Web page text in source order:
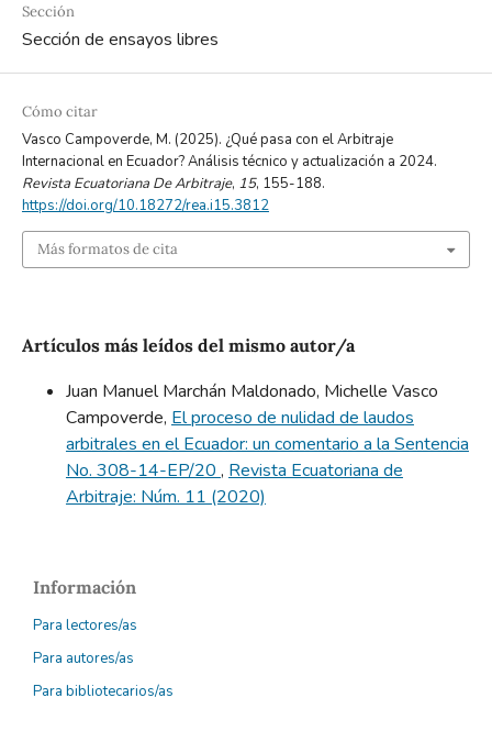
Sección
Sección de ensayos libres
Cómo citar
Vasco Campoverde, M. (2025). ¿Qué pasa con el Arbitraje
Internacional en Ecuador? Análisis técnico y actualización a 2024.
Revista Ecuatoriana De Arbitraje, 15, 155-188.
https://doi.org/10.18272/rea.i15.3812
Más formatos de cita
Artículos más leídos del mismo autor/a
Juan Manuel Marchán Maldonado, Michelle Vasco
Campoverde, El proceso de nulidad de laudos
arbitrales en el Ecuador: un comentario a la Sentencia
No. 308-14-EP/20 , Revista Ecuatoriana de
Arbitraje: Núm. 11 (2020)
Información
Para lectores/as
Para autores/as
Para bibliotecarios/as